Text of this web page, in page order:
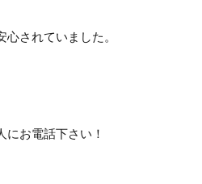
されていました。
お電話下さい！